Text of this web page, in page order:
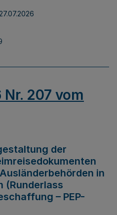
27.07.2026
207 vom
der
in
(Runderlass
– PEP-